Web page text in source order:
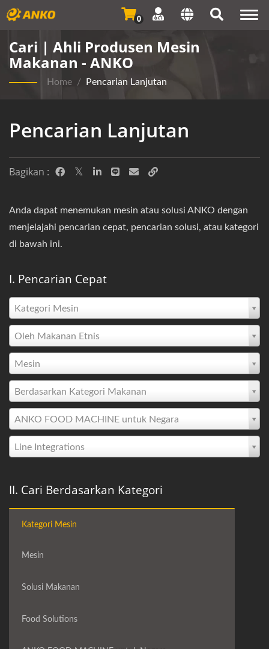
0
Cari | Ahli Produsen Mesin
Makanan - ANKO
Home / Pencarian Lanjutan
Pencarian Lanjutan
Bagikan :
Anda dapat menemukan mesin atau solusi ANKO dengan
menjelajahi pencarian cepat, pencarian solusi, atau kategori
di bawah ini.
I. Pencarian Cepat
Kategori Mesin
Oleh Makanan Etnis
Mesin
Berdasarkan Kategori Makanan
ANKO FOOD MACHINE untuk Negara
Line Integrations
II. Cari Berdasarkan Kategori
Kategori Mesin
Mesin
Solusi Makanan
Food Solutions